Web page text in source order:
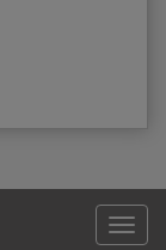
Footer